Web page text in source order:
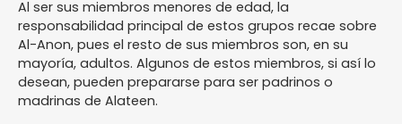
Al ser sus miembros menores de edad, la
responsabilidad principal de estos grupos recae sobre
Al-Anon, pues el resto de sus miembros son, en su
mayoría, adultos. Algunos de estos miembros, si así lo
desean, pueden prepararse para ser padrinos o
madrinas de Alateen.